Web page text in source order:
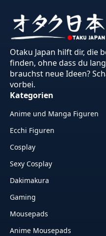
Otaku Japan hilft dir, die
finden, ohne dass du
brauchst neue Ideen?
vorbei.
Kategorien
Anime und Manga Figuren
Ecchi Figuren
Cosplay
Sexy Cosplay
Dakimakura
Gaming
Mousepads
Anime Mousepads